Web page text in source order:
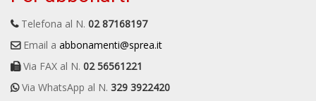
Telefona al N. 02 87168197
Email a abbonamenti@sprea.it
Via FAX al N. 02 56561221
Via WhatsApp al N. 329 3922420